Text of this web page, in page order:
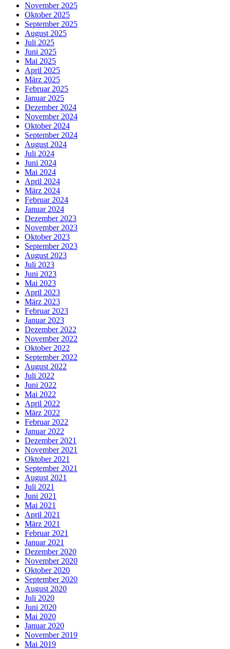
November 2025
Oktober 2025
September 2025
August 2025
Juli 2025
Juni 2025
Mai 2025
April 2025
März 2025
Februar 2025
Januar 2025
Dezember 2024
November 2024
Oktober 2024
September 2024
August 2024
Juli 2024
Juni 2024
Mai 2024
April 2024
März 2024
Februar 2024
Januar 2024
Dezember 2023
November 2023
Oktober 2023
September 2023
August 2023
Juli 2023
Juni 2023
Mai 2023
April 2023
März 2023
Februar 2023
Januar 2023
Dezember 2022
November 2022
Oktober 2022
September 2022
August 2022
Juli 2022
Juni 2022
Mai 2022
April 2022
März 2022
Februar 2022
Januar 2022
Dezember 2021
November 2021
Oktober 2021
September 2021
August 2021
Juli 2021
Juni 2021
Mai 2021
April 2021
März 2021
Februar 2021
Januar 2021
Dezember 2020
November 2020
Oktober 2020
September 2020
August 2020
Juli 2020
Juni 2020
Mai 2020
Januar 2020
November 2019
Mai 2019